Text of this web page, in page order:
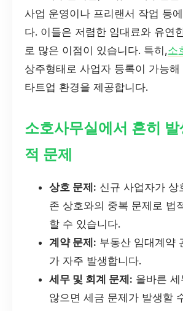
사업 운영이나 프리랜서 작업 등
다. 이들은 저렴한 임대료와 유연
로 많은 이점이 있습니다. 특히,소
상주형태로 사업자 등록이 가능
타트업 환경을 제공합니다.
소호사무실에서 흔히 발
적 문제
상호 문제: 신규 사업자가 상
존 상호와의 중복 문제로 법
할 수 있습니다.
계약 문제: 부동산 임대계약
가 자주 발생합니다.
세무 및 회계 문제: 올바른
않으면 세금 문제가 발생할